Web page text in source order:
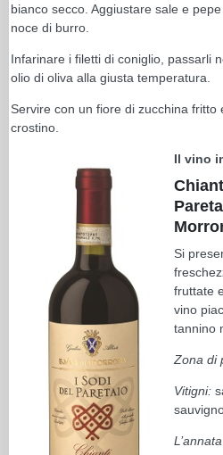
bianco secco. Aggiustare sale e
noce di burro.
Infarinare i filetti di coniglio, passarli
olio di oliva alla giusta temperatura.
Servire con un fiore di zucchina fritto
crostino.
Il vino
Si
fruttate
vino
tannino
Zona di
Vitigni: